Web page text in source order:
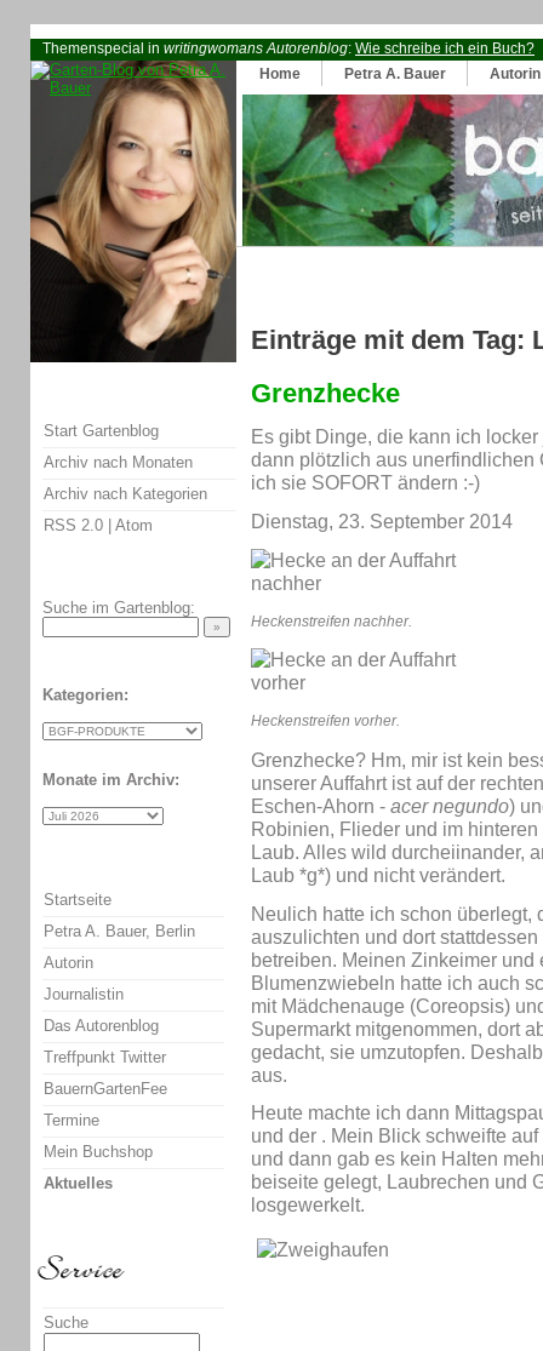
Themenspecial in writingwomans Autorenblog: Wie schreibe ich ein Buch?
Home
Petra A. Bauer Autorin
Einträge mit dem Tag:
Grenzhecke
Es gibt Dinge, die kann ich
dann plötzlich aus unerfindlichen
ich sie SOFORT ändern :-)
Dienstag, 23. September 2014
Heckenstreifen nachher.
Heckenstreifen vorher.
Grenzhecke? Hm, mir ist kein
unserer Auffahrt ist auf der
Eschen-Ahorn - acer negundo)
Robinien, Flieder und im
Laub. Alles wild durcheiinander,
Laub *g*) und nicht verändert.
Neulich hatte ich schon überlegt,
auszulichten und dort
betreiben. Meinen Zinkeimer und
Blumenzwiebeln hatte ich auch
mit Mädchenauge (Coreopsis)
Supermarkt mitgenommen, dort
gedacht, sie umzutopfen.
aus.
Heute machte ich dann
und der . Mein Blick schweifte
und dann gab es kein Halten
beiseite gelegt, Laubrechen und
losgewerkelt.
Start Gartenblog
Archiv nach Monaten
Archiv nach Kategorien
RSS 2.0 | Atom
Suche im Gartenblog:
Kategorien:
Monate im Archiv:
Startseite
Petra A. Bauer, Berlin
Autorin
Journalistin
Das Autorenblog
Treffpunkt Twitter
BauernGartenFee
Termine
Mein Buchshop
Aktuelles
Suche